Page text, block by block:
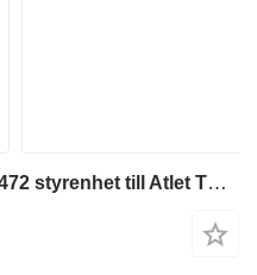
Curtis TS, TL, (TLP, TLL) 101472 styrenhet till Atlet TS, TL, (TLP, TLL) materialhanteringsmaskin